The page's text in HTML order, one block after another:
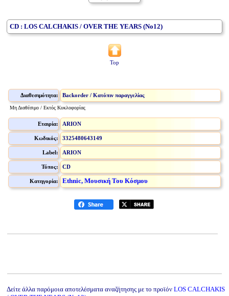
CD : LOS CALCHAKIS / OVER THE YEARS (No12)
Top
Διαθεσιμότητα: Backorder / Κατόπιν παραγγελίας
Μη Διαθέσιμο / Εκτός Κυκλοφορίας
Εταιρία: ARION
Κωδικός: 3325480643149
Label: ARION
Τύπος: CD
Κατηγορία: Ethnic, Μουσική Του Κόσμου
Δείτε άλλα παρόμοια αποτελέσματα αναζήτησης με το προϊόν LOS CALCHAKIS